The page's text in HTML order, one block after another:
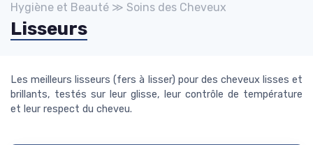
Hygiène et Beauté ≫ Soins des Cheveux
Lisseurs
Les meilleurs lisseurs (fers à lisser) pour des cheveux lisses et
brillants, testés sur leur glisse, leur contrôle de température
et leur respect du cheveu.
meilleur directement dans votre boîte mail.
Guides d'achat Tendances